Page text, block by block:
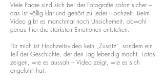
Viele Paare sind sich bei der Fotografie sofort sicher –
das ist völlig klar und gehört zu jeder Hochzeit. Beim
Video gibt es manchmal noch Unsicherheit, obwohl
genau hier die stärksten Emotionen entstehen.
Für mich ist Hochzeitsvideo kein „Zusatz“, sondern ein
Teil der Geschichte, der den Tag lebendig macht. Fotos
zeigen, wie es aussah – Video zeigt, wie es sich
angefühlt hat.